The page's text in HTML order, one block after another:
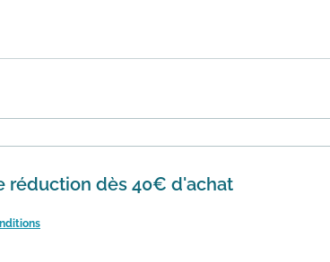
d'une remise supplémentaire de 15%
réduction dès 40€ d'achat